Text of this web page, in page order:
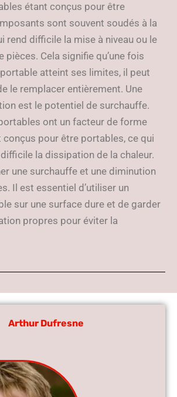
étant conçus pour être
sont souvent soudés à la
rend difficile la mise à niveau ou le
pièces. Cela signifie qu’une fois
portable atteint ses limites, il peut
le remplacer entièrement. Une
est le potentiel de surchauffe.
ont un facteur de forme
pour être portables, ce qui
la dissipation de la chaleur.
une surchauffe et une diminution
Il est essentiel d’utiliser un
sur une surface dure et de garder
propres pour éviter la
Arthur Dufresne